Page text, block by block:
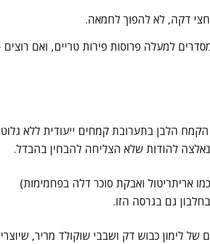
דקה, לא להפוך לחמאה.
למעלה פרוסות פירות טריים, ואם רוצים
הלבן בתערובת קמחים ייעודית ללא
להודות שלא הצליחה להבחין בהבדל.
אריתריטול ואבקת סוכר דלה בפחמימות)
גם בגרסה הזו.
לימון כבוש דק ושבבי שוקולד מריר,